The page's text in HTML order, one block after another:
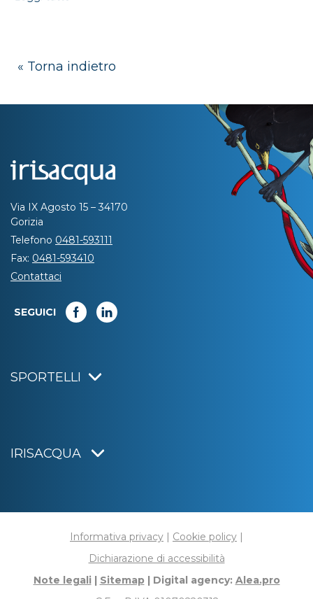
« Torna indietro
Via IX Agosto 15 – 34170
Gorizia
Telefono 0481-593111
Fax: 0481-593410
Contattaci
SEGUICI
SPORTELLI
IRISACQUA
Informativa privacy | Cookie policy |
Dichiarazione di accessibilità
Note legali| Sitemap | Digital agency: Alea.pro